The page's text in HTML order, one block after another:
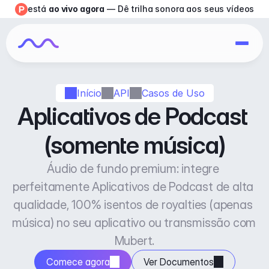
Início API Casos de Uso
Aplicativos de Podcast
(somente música)
Áudio de fundo premium: integre
perfeitamente Aplicativos de Podcast de alta
qualidade, 100% isentos de royalties (apenas
música) no seu aplicativo ou transmissão com
Mubert.
Comece agora Ver Documentos
está ao vivo agora — Dê trilha sonora aos seus vídeos